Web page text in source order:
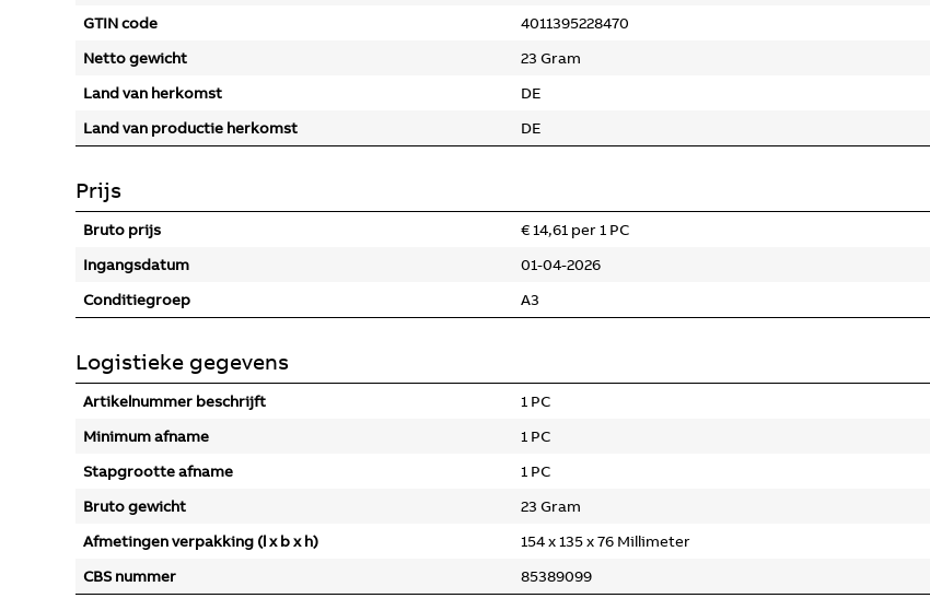
GTIN code
4011395228470
Netto gewicht
23 Gram
Land van herkomst
DE
Land van productie herkomst
DE
Prijs
Bruto prijs
€ 14,61 per 1 PC
Ingangsdatum
01-04-2026
Conditiegroep
A3
Logistieke gegevens
Artikelnummer beschrijft
1 PC
Minimum afname
1 PC
Stapgrootte afname
1 PC
Bruto gewicht
23 Gram
Afmetingen verpakking (l x b x h)
154 x 135 x 76 Millimeter
CBS nummer
85389099